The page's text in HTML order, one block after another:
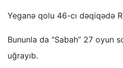
Yeganə qolu 46-cı dəqiqədə
Bununla da “Sabah” 27 oyun
uğrayıb.